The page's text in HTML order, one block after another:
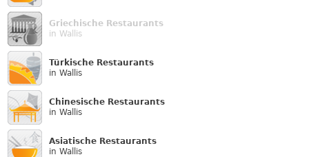
Griechische Restaurants
in Wallis
Türkische Restaurants
in Wallis
Chinesische Restaurants
in Wallis
Asiatische Restaurants
in Wallis